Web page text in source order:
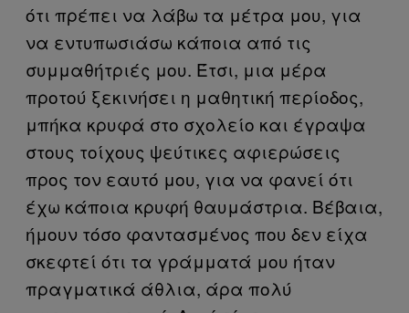
ότι πρέπει να λάβω τα μέτρα μου, για
να εντυπωσιάσω κάποια από τις
συμμαθήτριές μου. Έτσι, μια μέρα
προτού ξεκινήσει η μαθητική περίοδος,
μπήκα κρυφά στο σχολείο και έγραψα
στους τοίχους ψεύτικες αφιερώσεις
προς τον εαυτό μου, για να φανεί ότι
έχω κάποια κρυφή θαυμάστρια. Βέβαια,
ήμουν τόσο φαντασμένος που δεν είχα
σκεφτεί ότι τα γράμματά μου ήταν
πραγματικά άθλια, άρα πολύ